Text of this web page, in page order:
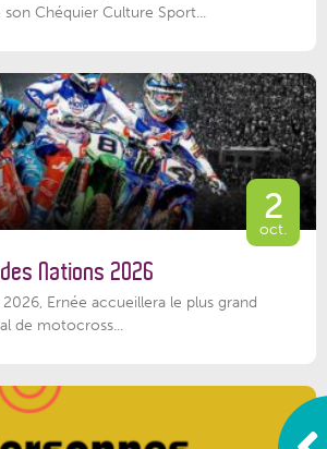
son Chéquier Culture Sport...
2
oct.
Nations 2026
Ernée accueillera le plus grand
de motocross...